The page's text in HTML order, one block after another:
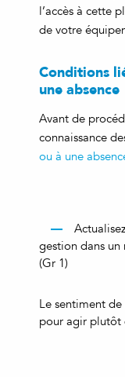
l’accès à cette
de votre
Conditions
une absence
Avant de
connaissance
ou à une
gestion dans
(Gr 1)
Le sentiment
pour agir plutôt